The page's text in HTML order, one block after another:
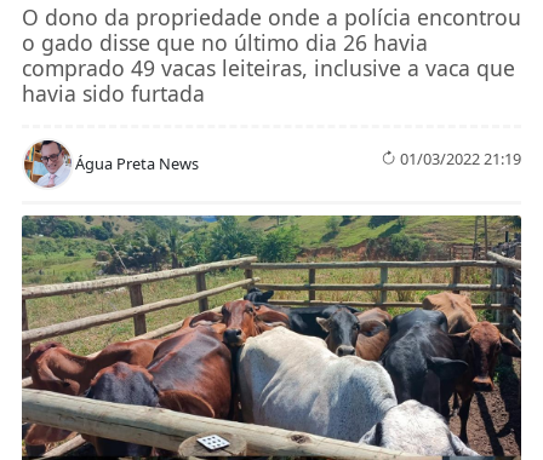
O dono da propriedade onde a polícia encontrou
o gado disse que no último dia 26 havia
comprado 49 vacas leiteiras, inclusive a vaca que
havia sido furtada
Água Preta News 01/03/2022 21:19